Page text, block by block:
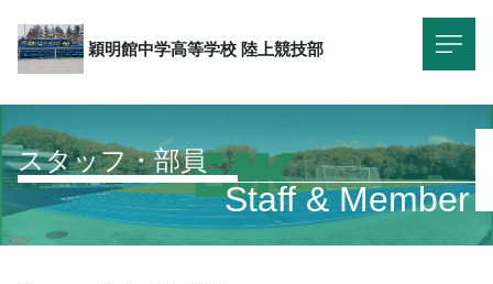
穎明館中学高等学校 陸上競技部
スタッフ・部員
Staff & Member